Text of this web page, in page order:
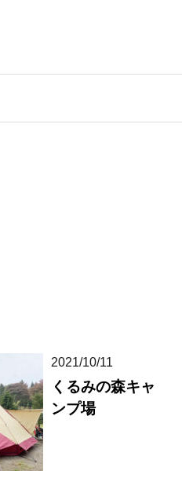
2021/10/11
くるみの森キャ
ンプ場